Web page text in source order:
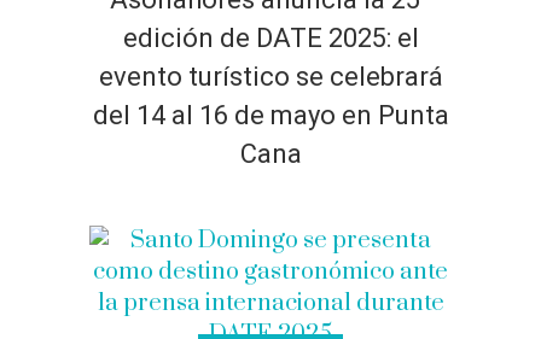
edición de DATE 2025: el
evento turístico se celebrará
del 14 al 16 de mayo en Punta
Cana